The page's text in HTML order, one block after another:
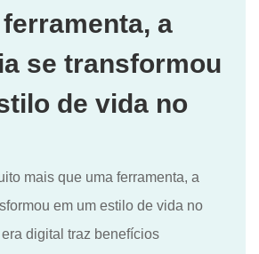
a
se transformou
de vida no
mais que uma ferramenta, a
em um estilo de vida no
digital traz benefícios